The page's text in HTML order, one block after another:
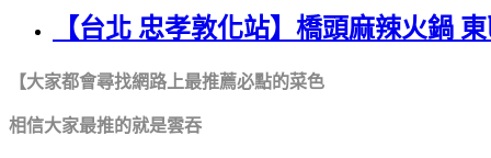
【台北 忠孝敦化站】橋頭麻辣火鍋
【大家都會尋找網路上最推薦必點的菜色
相信大家最推的就是雲吞